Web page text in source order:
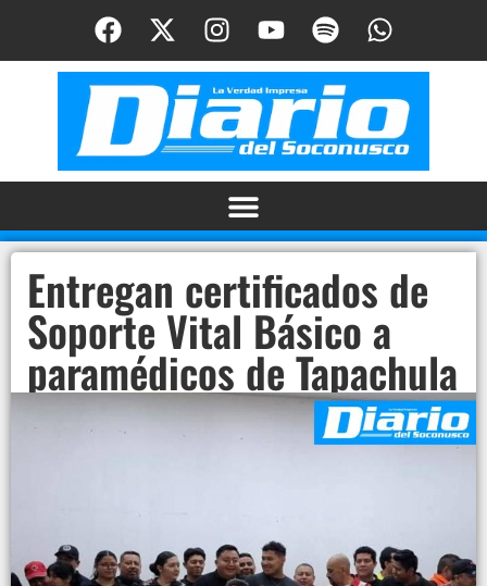
Entregan certificados de
Soporte Vital Básico a
paramédicos de Tapachula